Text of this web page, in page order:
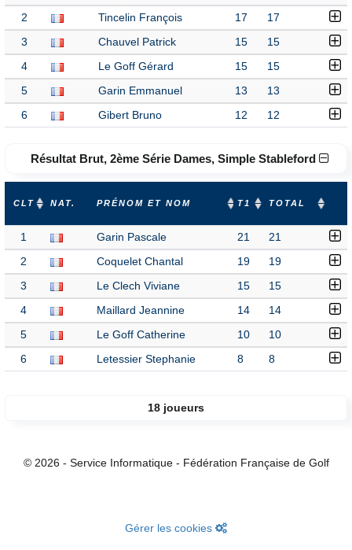
2 Tincelin François 17 17
3 Chauvel Patrick 15 15
4 Le Goff Gérard 15 15
5 Garin Emmanuel 13 13
6 Gibert Bruno 12 12
Résultat Brut, 2ème Série Dames, Simple Stableford
CLT NAT. PRÉNOM ET NOM T1 TOTAL
1 Garin Pascale 21 21
2 Coquelet Chantal 19 19
3 Le Clech Viviane 15 15
4 Maillard Jeannine 14 14
5 Le Goff Catherine 10 10
6 Letessier Stephanie 8 8
18 joueurs
© 2026 - Service Informatique - Fédération Française de Golf
Gérer les cookies